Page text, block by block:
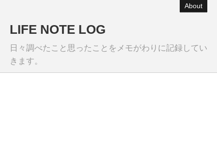
About
LIFE NOTE LOG
日々調べたこと思ったことをメモがわりに記録してい
きます。